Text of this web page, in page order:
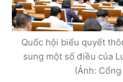
Quốc hội biểu quyết
sung một số điều của
(Ảnh: